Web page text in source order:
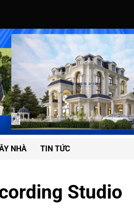
Waste Crisis With Bold New Pact
NHÀ TIN TỨC
Studio